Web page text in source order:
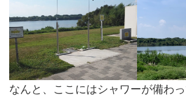
なんと、ここにはシャワーが備わ